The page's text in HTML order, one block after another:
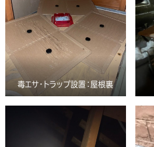
毒エサ・トラップ設置：屋根裏